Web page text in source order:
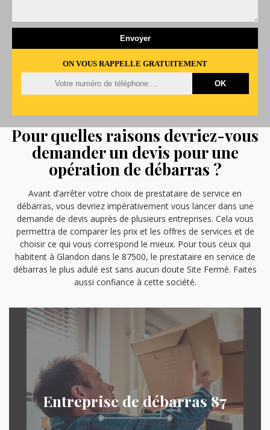
ON VOUS RAPPELLE GRATUITEMENT
Pour quelles raisons devriez-vous
demander un devis pour une
opération de débarras ?
Avant d’arrêter votre choix de prestataire de service en
débarras, vous devriez impérativement vous lancer dans une
demande de devis auprès de plusieurs entreprises. Cela vous
permettra de comparer les prix et les offres de services et de
choisir ce qui vous correspond le mieux. Pour tous ceux qui
habitent à Glandon dans le 87500, le prestataire en service de
débarras le plus adulé est sans aucun doute Site Fermé. Faites
aussi confiance à cette société.
Entreprise de débarras 87